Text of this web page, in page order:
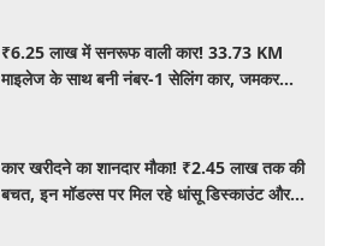
₹6.25 लाख में सनरूफ वाली कार! 33.73 KM
माइलेज के साथ बनी नंबर-1 सेलिंग कार, जमकर
कार खरीदने का शानदार मौका! ₹2.45 लाख तक की
बचत, इन मॉडल्स पर मिल रहे धांसू डिस्काउंट और